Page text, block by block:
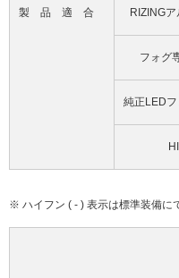
製品適合 RIZING
フォグ
純正LEDフ
※ ハイフン ( - ) 表示は標準装備に